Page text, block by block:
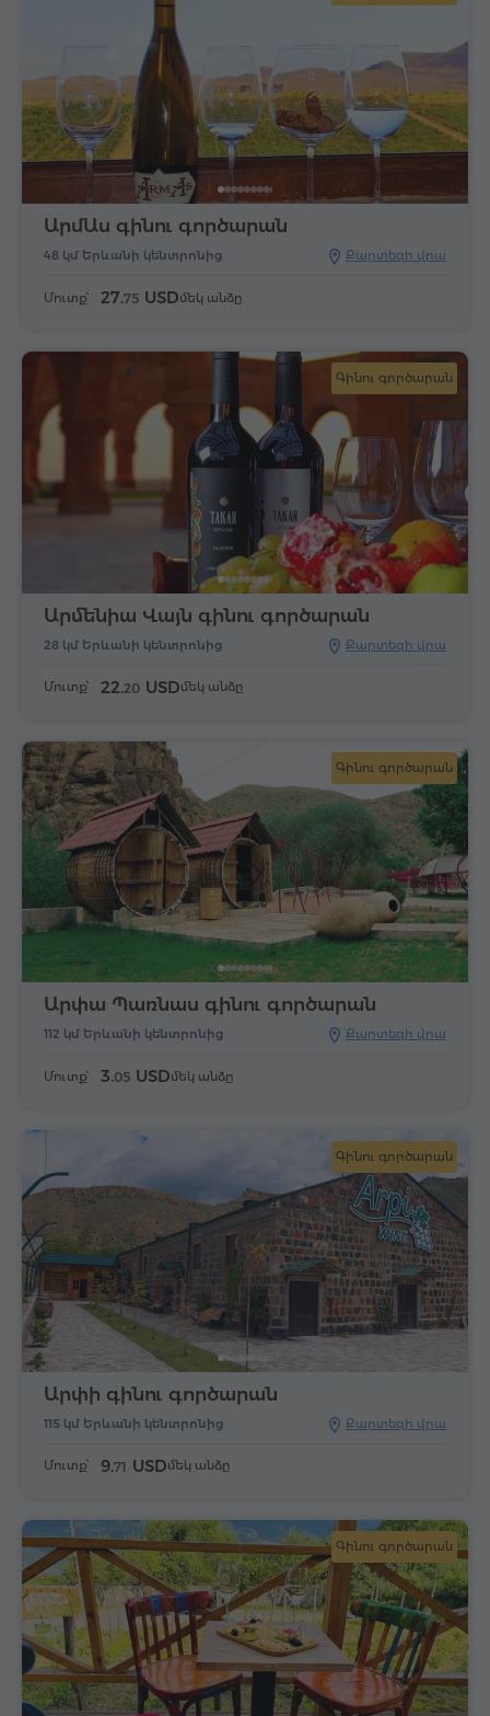
Քարտեզի վրա
48 կմ Երևանի կենտրոնից
ԱրմԱս գինու գործարան
Մուտք՝ 27.75 USDմեկ անձը
Գինու գործարան
Քարտեզի վրա
28 կմ Երևանի կենտրոնից
Արմենիա Վայն գինու գործարան
Մուտք՝ 22.20 USDմեկ անձը
Գինու գործարան
Քարտեզի վրա
112 կմ Երևանի կենտրոնից
Արփա Պառնաս գինու գործարան
Մուտք՝ 3.05 USDմեկ անձը
Գինու գործարան
Քարտեզի վրա
115 կմ Երևանի կենտրոնից
Արփի գինու գործարան
Մուտք՝ 9.71 USDմեկ անձը
Գինու գործարան